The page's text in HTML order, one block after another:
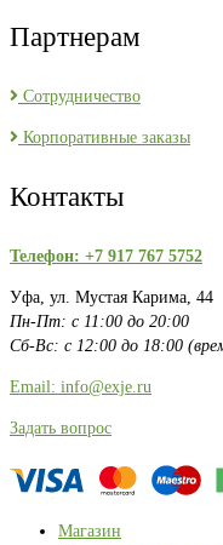
Партнерам
Сотрудничество
Корпоративные заказы
Контакты
Телефон: +7 917 767 5752
Уфа, ул. Мустая Карима, 44
Пн-Пт: с 11:00 до 20:00
Сб-Вс: с 12:00 до 18:00
Email: info@exje.ru
Задать вопрос
Магазин